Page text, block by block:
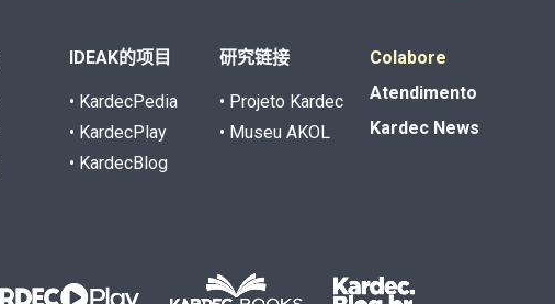
IDEAK的项目
• KardecPedia
• KardecPlay
• KardecBlog
研究链接
• Projeto Kardec
• Museu AKOL
Colabore
Atendimento
Kardec News